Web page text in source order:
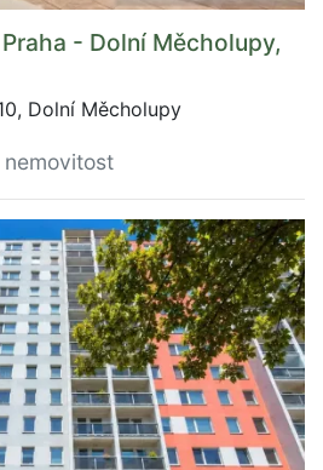
- Dolní Měcholupy,
Dolní Měcholupy
nemovitost